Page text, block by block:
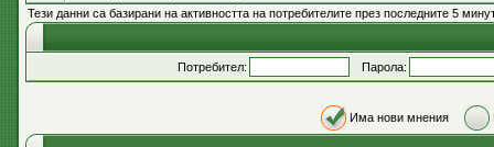
Тези данни са базирани на активността на потребителите през последните 5
Потребител: Парола:
Има нови мнения